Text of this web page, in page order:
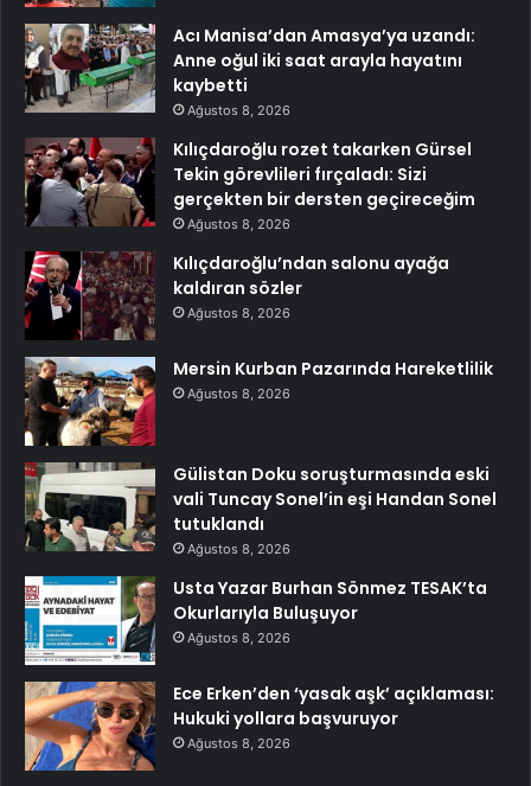
Acı Manisa’dan Amasya’ya uzandı:
Anne oğul iki saat arayla hayatını
kaybetti
Ağustos 8, 2026
Kılıçdaroğlu rozet takarken Gürsel
Tekin görevlileri fırçaladı: Sizi
gerçekten bir dersten geçireceğim
Ağustos 8, 2026
Kılıçdaroğlu’ndan salonu ayağa
kaldıran sözler
Ağustos 8, 2026
Mersin Kurban Pazarında Hareketlilik
Ağustos 8, 2026
Gülistan Doku soruşturmasında eski
vali Tuncay Sonel’in eşi Handan Sonel
tutuklandı
Ağustos 8, 2026
Usta Yazar Burhan Sönmez TESAK’ta
Okurlarıyla Buluşuyor
Ağustos 8, 2026
Ece Erken’den ‘yasak aşk’ açıklaması:
Hukuki yollara başvuruyor
Ağustos 8, 2026